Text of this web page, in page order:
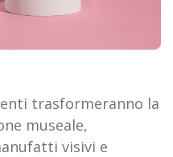
trasformeranno la
museale,
visivi e